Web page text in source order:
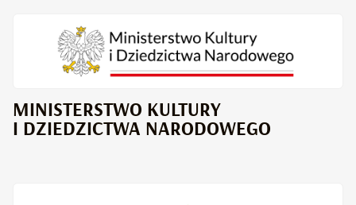
MINISTERSTWO KULTURY
I DZIEDZICTWA NARODOWEGO